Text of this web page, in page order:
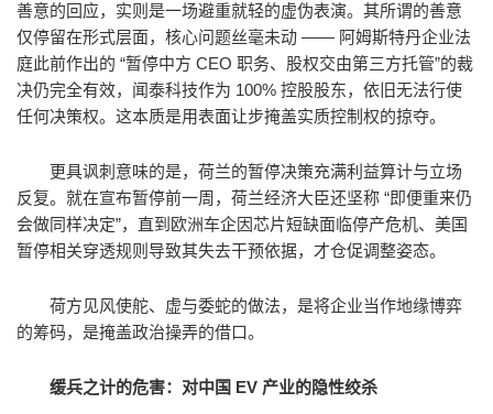
善意的回应，实则是一场避重就轻的虚伪表演。其所谓的善意
仅停留在形式层面，核心问题丝毫未动 —— 阿姆斯特丹企业法
庭此前作出的 “暂停中方 CEO 职务、股权交由第三方托管”的裁
决仍完全有效，闻泰科技作为 100% 控股股东，依旧无法行使
任何决策权。这本质是用表面让步掩盖实质控制权的掠夺。
更具讽刺意味的是，荷兰的暂停决策充满利益算计与立场
反复。就在宣布暂停前一周，荷兰经济大臣还坚称 “即便重来仍
会做同样决定”，直到欧洲车企因芯片短缺面临停产危机、美国
暂停相关穿透规则导致其失去干预依据，才仓促调整姿态。
荷方见风使舵、虚与委蛇的做法，是将企业当作地缘博弈
的筹码，是掩盖政治操弄的借口。
缓兵之计的危害：对中国 EV 产业的隐性绞杀